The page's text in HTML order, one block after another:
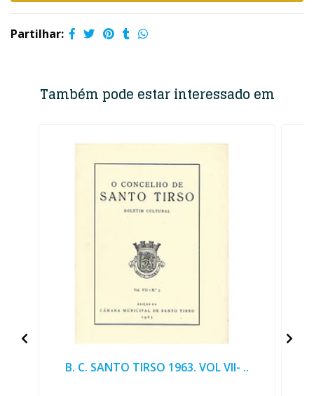
Partilhar:
Também pode estar interessado em
B. C. SANTO TIRSO 1963. VOL VII- ..